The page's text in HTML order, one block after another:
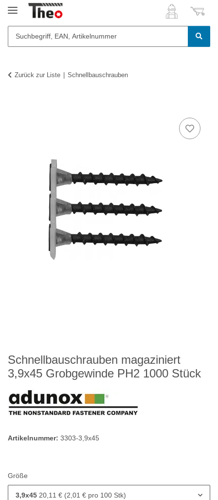
Zurück zur Liste Schnellbauschrauben
Schnellbauschrauben magaziniert
3,9x45 Grobgewinde PH2 1000 Stück
Artikelnummer: 3303-3,9x45
Größe
3,9x45 20,11 € (2,01 € pro 100 Stk)